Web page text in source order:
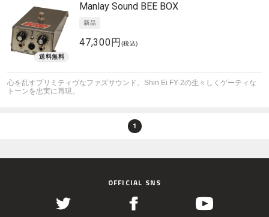
Manlay Sound BEE BOX
47,300円 (税込)
心を乱すプリミティヴなファズサウンド。Shin Ei FY-2の生々しくゲーティな
トーンを忠実に再現。
1
OFFICIAL SNS